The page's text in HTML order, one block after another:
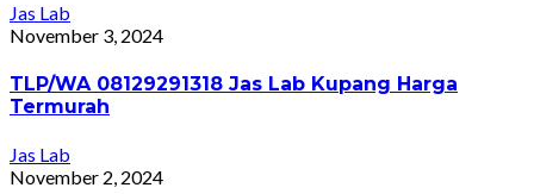
Jas Lab
November 3, 2024
TLP/WA 08129291318 Jas Lab Kupang Harga
Termurah
Jas Lab
November 2, 2024